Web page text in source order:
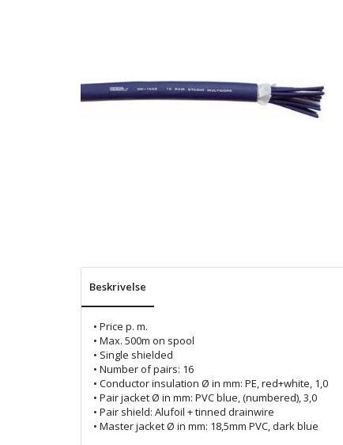
Beskrivelse
• Price p. m.
• Max. 500m on spool
• Single shielded
• Number of pairs: 16
• Conductor insulation Ø in mm: PE, red+white, 1,0
• Pair jacket Ø in mm: PVC blue, (numbered), 3,0
• Pair shield: Alufoil + tinned drainwire
• Master jacket Ø in mm: 18,5mm PVC, dark blue